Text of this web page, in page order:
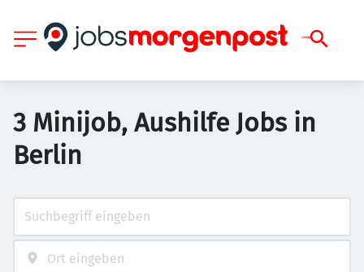
3 Minijob, Aushilfe Jobs in
Berlin